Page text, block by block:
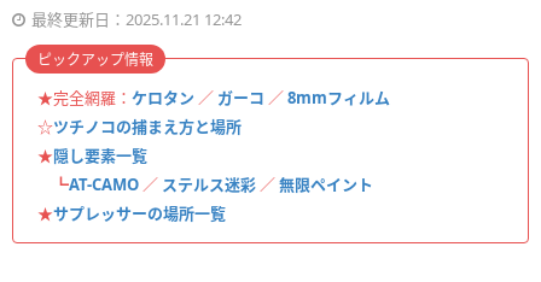
最終更新日：2025.11.21 12:42
★完全網羅： ケロタン ／ ガーコ ／8mmフィルム
☆ツチノコの捕まえ方と場所
★隠し要素一覧
┗AT-CAMO ／ ステルス迷彩 ／無限ペイント
★サプレッサーの場所一覧
ピックアップ情報